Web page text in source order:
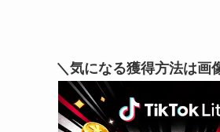
＼気になる獲得方法は画